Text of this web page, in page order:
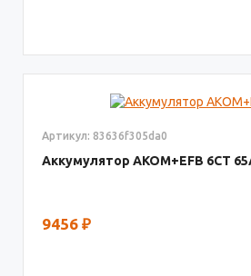
Артикул: 83636f305da0
Аккумулятор AKOM+EFB 6СТ 65
9456 ₽